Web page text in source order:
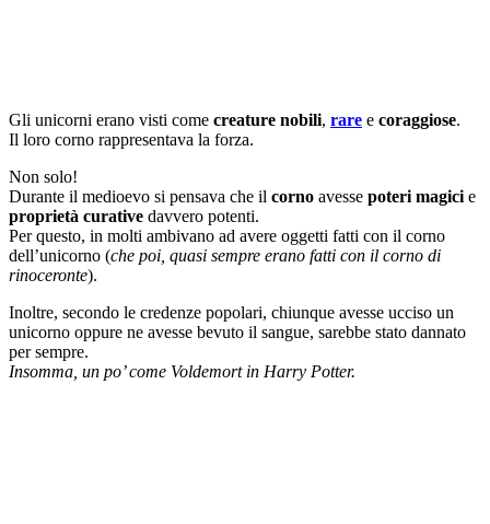
Gli unicorni erano visti come creature nobili, rare e coraggiose.
Il loro corno rappresentava la forza.
Non solo!
Durante il medioevo si pensava che il corno avesse poteri magici e
proprietà curative davvero potenti.
Per questo, in molti ambivano ad avere oggetti fatti con il corno
dell’unicorno (che poi, quasi sempre erano fatti con il corno di
rinoceronte).
Inoltre, secondo le credenze popolari, chiunque avesse ucciso un
unicorno oppure ne avesse bevuto il sangue, sarebbe stato dannato
per sempre.
Insomma, un po’ come Voldemort in Harry Potter.